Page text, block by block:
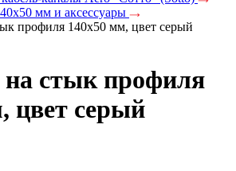
мм и аксессуары
профиля 140х50 мм, цвет серый
стык профиля
цвет серый